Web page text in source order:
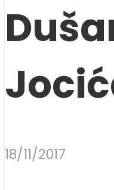
18/11/2017